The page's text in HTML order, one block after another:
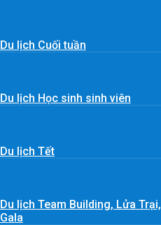
Du lịch Cuối tuần
Du lịch Học sinh sinh viên
Du lịch Tết
Du lịch Team Building, Lửa Trại,
Gala